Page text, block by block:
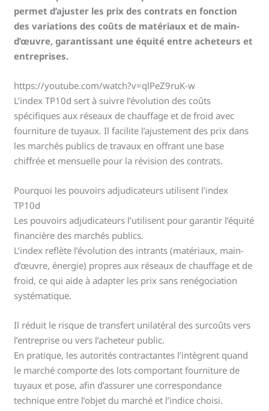
permet d’ajuster les prix des contrats en fonction
des variations des coûts de matériaux et de main-
d’œuvre, garantissant une équité entre acheteurs et
entreprises.
https://youtube.com/watch?v=qlPeZ9ruK-w
L’index TP10d sert à suivre l’évolution des coûts
spécifiques aux réseaux de chauffage et de froid avec
fourniture de tuyaux. Il facilite l’ajustement des prix dans
les marchés publics de travaux en offrant une base
chiffrée et mensuelle pour la révision des contrats.
Pourquoi les pouvoirs adjudicateurs utilisent l’index
TP10d
Les pouvoirs adjudicateurs l’utilisent pour garantir l’équité
financière des marchés publics.
L’index reflète l’évolution des intrants (matériaux, main-
d’œuvre, énergie) propres aux réseaux de chauffage et de
froid, ce qui aide à adapter les prix sans renégociation
systématique.
Il réduit le risque de transfert unilatéral des surcoûts vers
l’entreprise ou vers l’acheteur public.
En pratique, les autorités contractantes l’intègrent quand
le marché comporte des lots comportant fourniture de
tuyaux et pose, afin d’assurer une correspondance
technique entre l’objet du marché et l’indice choisi.